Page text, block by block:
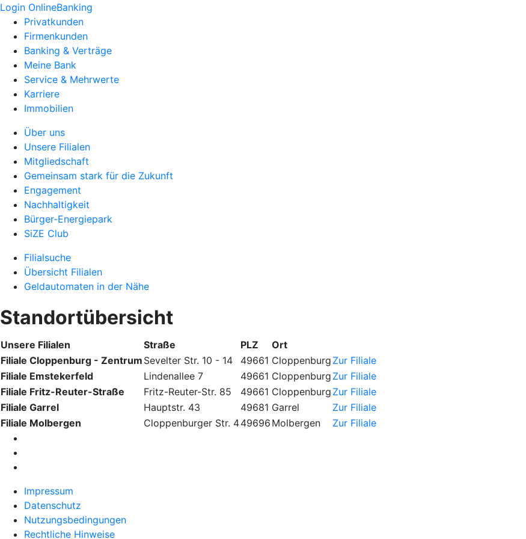
Login OnlineBanking
Privatkunden
Firmenkunden
Banking & Verträge
Meine Bank
Service & Mehrwerte
Karriere
Immobilien
Über uns
Unsere Filialen
Mitgliedschaft
Gemeinsam stark für die Zukunft
Engagement
Nachhaltigkeit
Bürger-Energiepark
SiZE Club
Filialsuche
Übersicht Filialen
Geldautomaten in der Nähe
Standortübersicht
Unsere Filialen Straße PLZ
Ort
Filiale Cloppenburg - Zentrum Sevelter Str. 10 - 14 49661 Cloppenburg Zur Filiale
Filiale Emstekerfeld
Lindenallee 7 49661 Cloppenburg Zur Filiale
Filiale Fritz-Reuter-Straße
Fritz-Reuter-Str. 85 49661 Cloppenburg Zur Filiale
Filiale Garrel
Hauptstr. 43 49681 Garrel
Zur Filiale
Filiale Molbergen
Cloppenburger Str. 449696 Molbergen Zur Filiale
Impressum
Datenschutz
Nutzungsbedingungen
Rechtliche Hinweise